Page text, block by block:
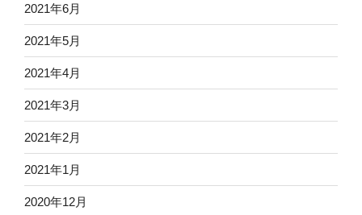
2021年6月
2021年5月
2021年4月
2021年3月
2021年2月
2021年1月
2020年12月